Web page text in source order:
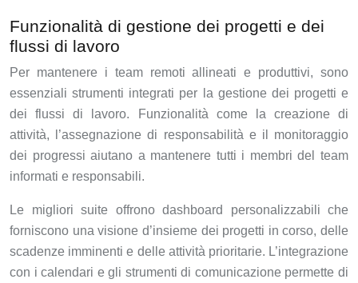
Funzionalità di gestione dei progetti e dei
flussi di lavoro
Per mantenere i team remoti allineati e produttivi, sono
essenziali strumenti integrati per la gestione dei progetti e
dei flussi di lavoro. Funzionalità come la creazione di
attività, l’assegnazione di responsabilità e il monitoraggio
dei progressi aiutano a mantenere tutti i membri del team
informati e responsabili.
Le migliori suite offrono dashboard personalizzabili che
forniscono una visione d’insieme dei progetti in corso, delle
scadenze imminenti e delle attività prioritarie. L’integrazione
con i calendari e gli strumenti di comunicazione permette di